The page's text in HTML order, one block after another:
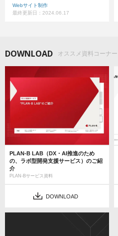
Webサイト制作
最終更新日：2024.06.17
DOWNLOAD オススメ資料コーナー
PLAN-B LAB（DX・AI推進のため
の、ラボ型開発支援サービス）のご紹
介
PLAN-Bサービス資料
DOWNLOAD